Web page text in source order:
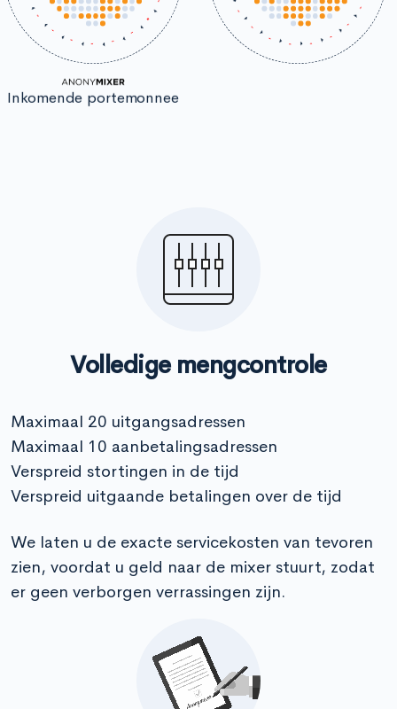
Inkomende portemonnee
Volledige mengcontrole
Maximaal 20 uitgangsadressen
Maximaal 10 aanbetalingsadressen
Verspreid stortingen in de tijd
Verspreid uitgaande betalingen over de tijd
We laten u de exacte servicekosten van tevoren
zien, voordat u geld naar de mixer stuurt, zodat
er geen verborgen verrassingen zijn.